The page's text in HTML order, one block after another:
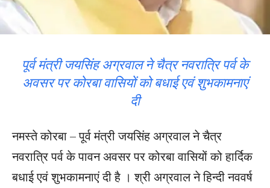
पूर्व मंत्री जयसिंह अग्रवाल ने चैत्र नवरात्रि पर्व के
अवसर पर कोरबा वासियों को बधाई एवं शुभकामनाएं
दी
नमस्ते कोरबा – पूर्व मंत्री जयसिंह अग्रवाल ने चैत्र
नवरात्रि पर्व के पावन अवसर पर कोरबा वासियों को हार्दिक
बधाई एवं शुभकामनाएं दी है । श्री अग्रवाल ने हिन्‍दी नववर्ष